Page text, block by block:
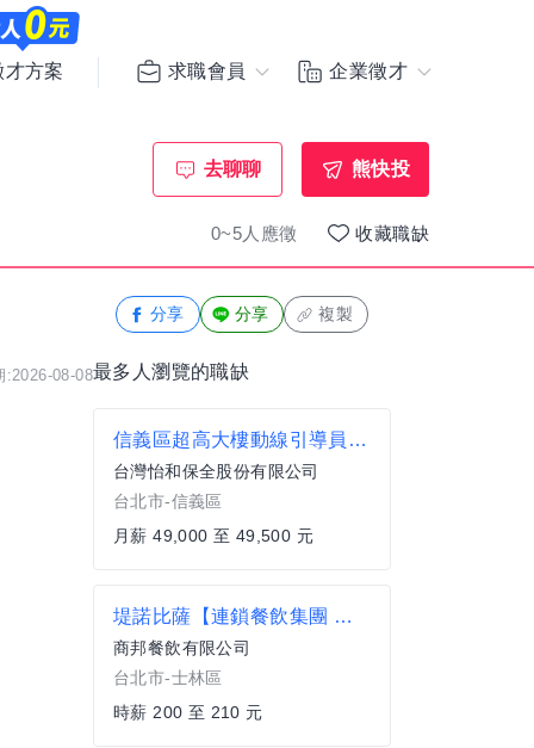
才方案 求職會員 企業徵才
去聊聊 熊快投
0~5人應徵 收藏職缺
:2026-08-08
分享 分享 複製
最多人瀏覽的職缺
信義區超高大樓動線引導員薪49,000加無缺失獎金加久任獎金
台灣怡和保全股份有限公司
台北市-信義區
月薪 49,000 至 49,500 元
堤諾比薩【連鎖餐飲集團 早班兼職夥伴】士林門市/通過各級考核與加計工作獎金時薪可達210
商邦餐飲有限公司
台北市-士林區
時薪 200 至 210 元